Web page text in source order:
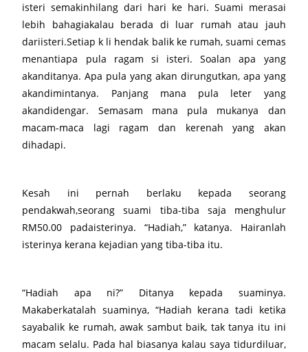
isteri semakinhilang dari hari ke hari. Suami merasai
lebih bahagiakalau berada di luar rumah atau jauh
dariisteri.Setiap k li hendak balik ke rumah, suami cemas
menantiapa pula ragam si isteri. Soalan apa yang
akanditanya. Apa pula yang akan dirungutkan, apa yang
akandimintanya. Panjang mana pula leter yang
akandidengar. Semasam mana pula mukanya dan
macam-maca lagi ragam dan kerenah yang akan
dihadapi.
Kesah ini pernah berlaku kepada seorang
pendakwah,seorang suami tiba-tiba saja menghulur
RM50.00 padaisterinya. “Hadiah,” katanya. Hairanlah
isterinya kerana kejadian yang tiba-tiba itu.
“Hadiah apa ni?” Ditanya kepada suaminya.
Makaberkatalah suaminya, “Hadiah kerana tadi ketika
sayabalik ke rumah, awak sambut baik, tak tanya itu ini
macam selalu. Pada hal biasanya kalau saya tidurdiluar,